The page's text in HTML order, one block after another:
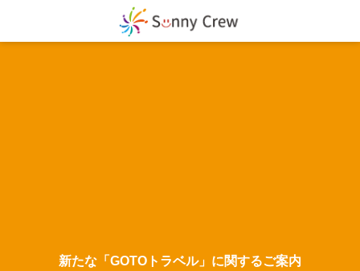
新たな「GOTOトラベル」に関するご案内